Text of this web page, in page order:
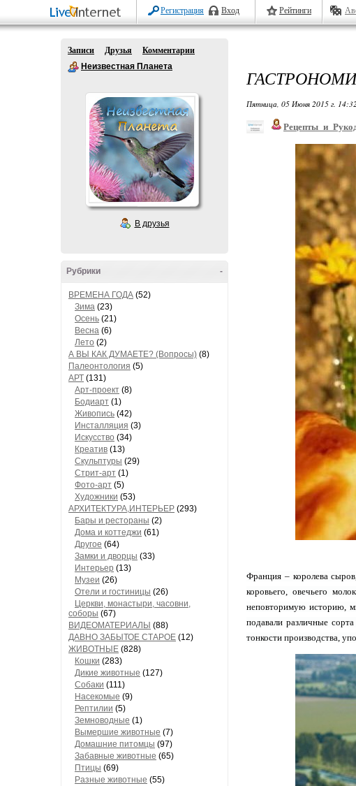
Регистрация Вход Рейтинги
Записи Друзья
Комментарии
Неизвестная Планета
В друзья
-
Рубрики
ВРЕМЕНА ГОДА (52)
Зима (23)
Осень (21)
Весна (6)
Лето (2)
А ВЫ КАК ДУМАЕТЕ? (Вопросы) (8)
Палеонтология (5)
АРТ (131)
Арт-проект (8)
Бодиарт (1)
Живопись (42)
Инсталляция (3)
Искусство (34)
Креатив (13)
Скульптуры (29)
Стрит-арт (1)
Фото-арт (5)
Художники (53)
АРХИТЕКТУРА,ИНТЕРЬЕР (293)
Бары и рестораны (2)
Дома и коттеджи (61)
Другое (64)
Замки и дворцы (33)
Интерьер (13)
Музеи (26)
Отели и гостиницы (26)
Церкви, монастыри, часовни,
соборы (67)
ВИДЕОМАТЕРИАЛЫ (88)
ДАВНО ЗАБЫТОЕ СТАРОЕ (12)
ЖИВОТНЫЕ (828)
Кошки (283)
Дикие животные (127)
Собаки (111)
Насекомые (9)
Рептилии (5)
Земноводные (1)
Вымершие животные (7)
Домашние питомцы (97)
Забавные животные (65)
Птицы (69)
Разные животные (55)
Пятница, 05 Июня 2015 г. 14:32
Франция – королева
коровьего, овечьего
неповторимую историю,
подавали различные
тонкости производства,